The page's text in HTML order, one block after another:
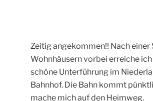
Zeitig angekommen!! Nach einer
Wohnhäusern vorbei erreiche
schöne Unterführung im
Bahnhof. Die Bahn kommt
mache mich auf den Heimweg.